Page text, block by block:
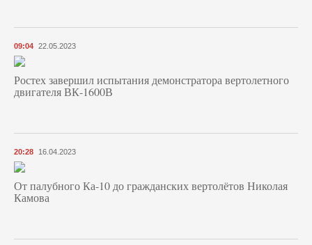
09:04 22.05.2023
Ростех завершил испытания демонстратора вертолетного
двигателя ВК-1600В
20:28 16.04.2023
От палубного Ка-10 до гражданских вертолётов Николая
Камова